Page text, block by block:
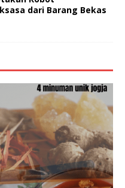
dari Barang Bekas